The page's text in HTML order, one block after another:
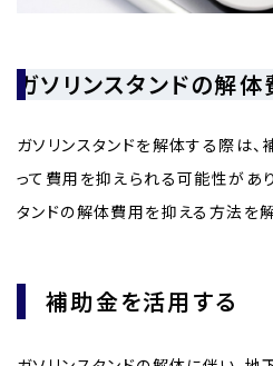
ガソリンスタンドの解
ガソリンスタンドを解体する際は
って費用を抑えられる可能性があり
タンドの解体費用を抑える方法を解
補助金を活用する